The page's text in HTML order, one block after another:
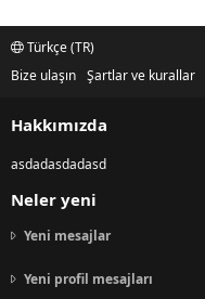
Türkçe (TR)
Bize ulaşın Şartlar ve kurallar
Hakkımızda
asdadasdadasd
Neler yeni
Yeni mesajlar
Yeni profil mesajları